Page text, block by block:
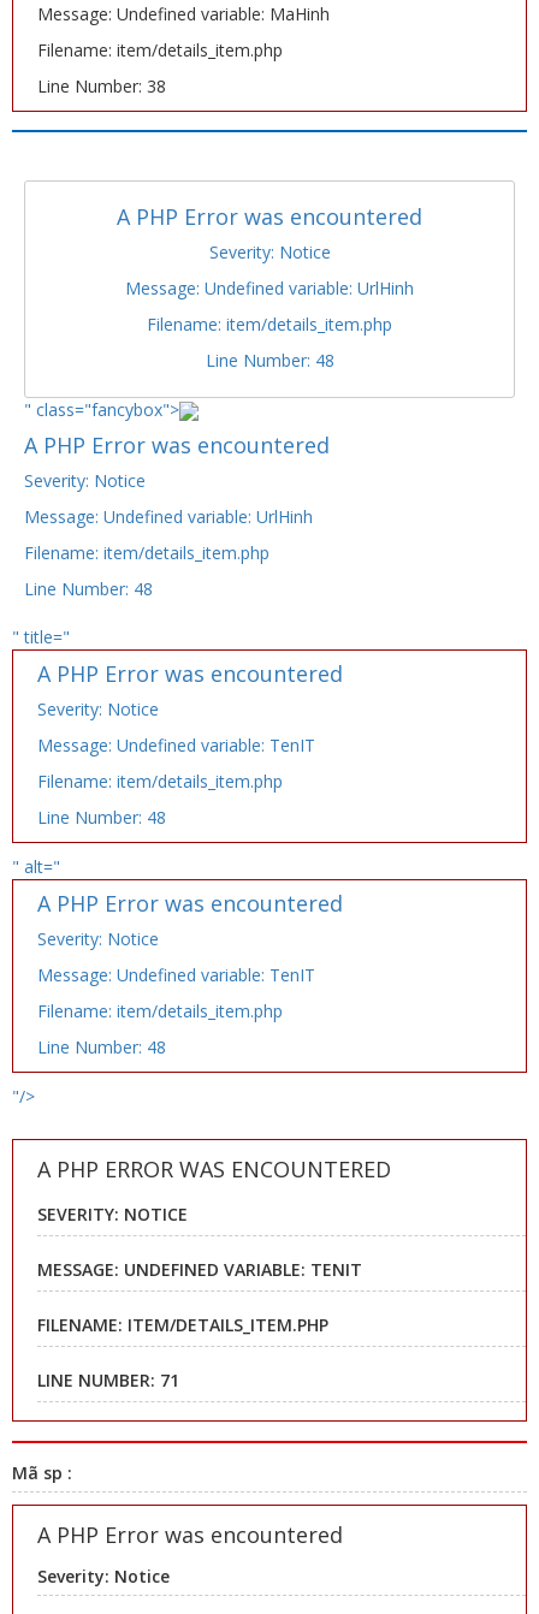
Message: Undefined variable: MaHinh
Filename: item/details_item.php
Line Number: 38
A PHP Error was encountered
Severity: Notice
Message: Undefined variable: UrlHinh
Filename: item/details_item.php
Line Number: 48
" class="fancybox">
A PHP Error was encountered
Severity: Notice
Message: Undefined variable: UrlHinh
Filename: item/details_item.php
Line Number: 48
" title="
A PHP Error was encountered
Severity: Notice
Message: Undefined variable: TenIT
Filename: item/details_item.php
Line Number: 48
" alt="
A PHP Error was encountered
Severity: Notice
Message: Undefined variable: TenIT
Filename: item/details_item.php
Line Number: 48
"/>
A PHP ERROR WAS ENCOUNTERED
SEVERITY: NOTICE
MESSAGE: UNDEFINED VARIABLE: TENIT
FILENAME: ITEM/DETAILS_ITEM.PHP
LINE NUMBER: 71
Mã sp :
A PHP Error was encountered
Severity: Notice